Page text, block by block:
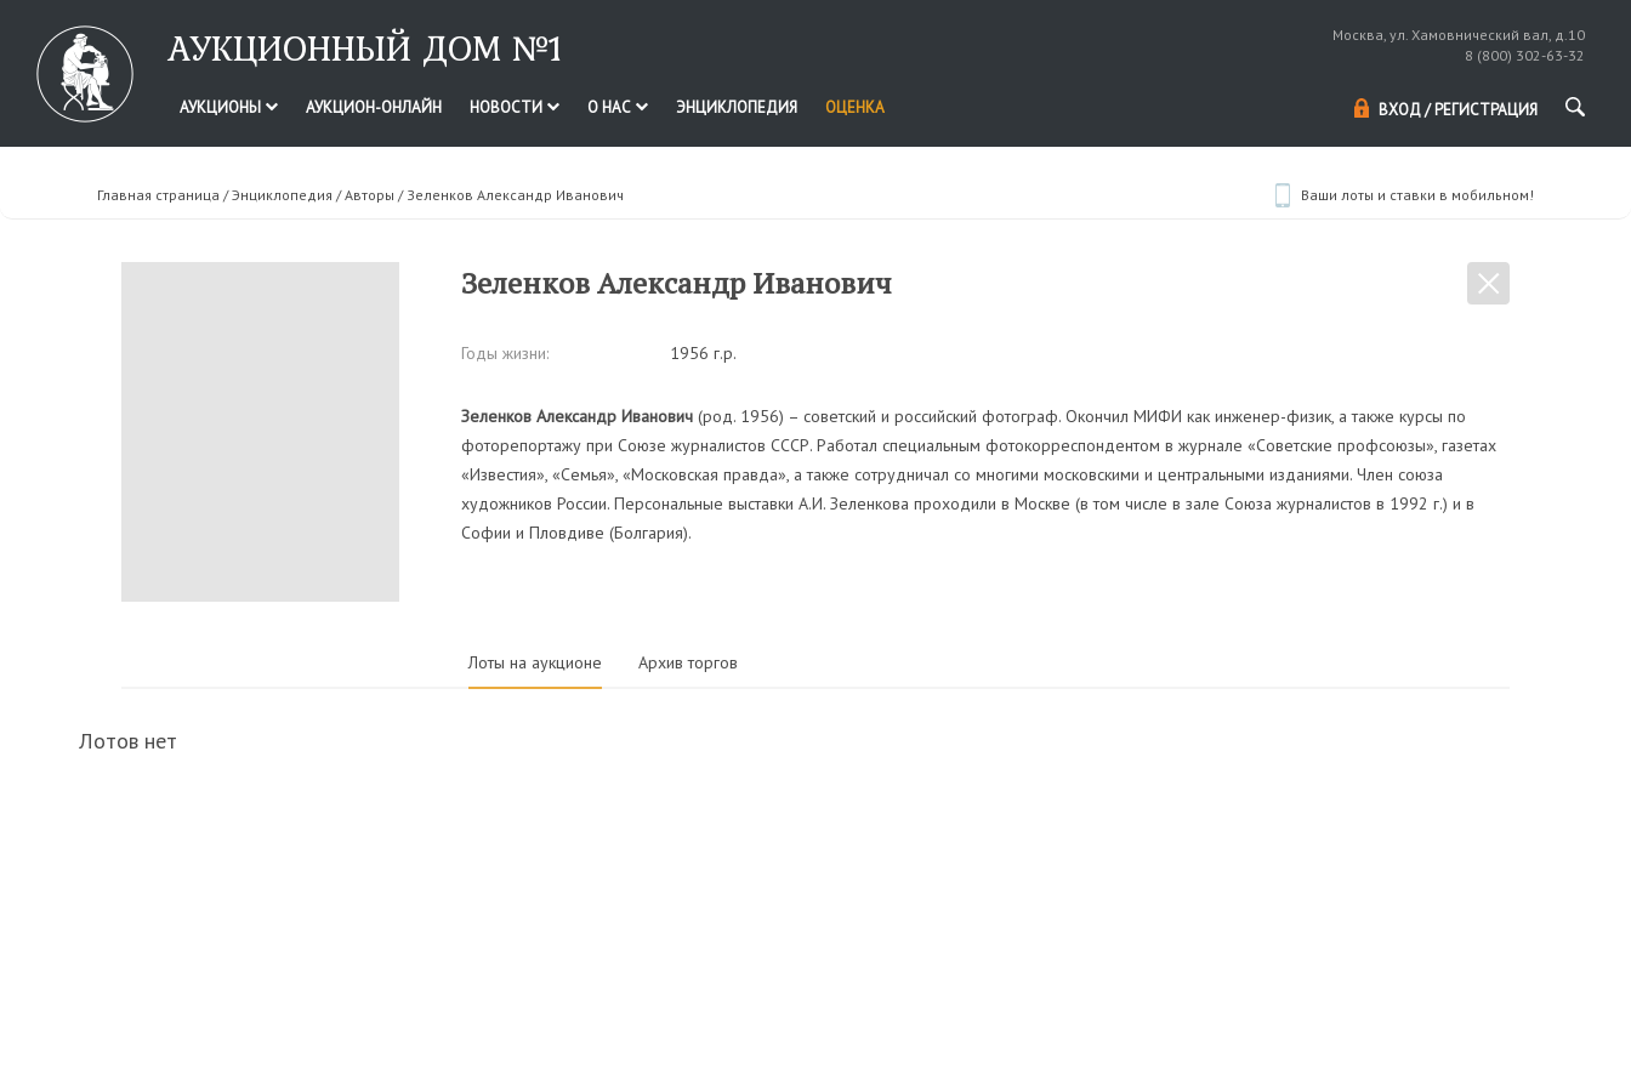
АУКЦИОННЫЙ ДОМ №1
Москва, ул. Хамовнический вал, д.10
8 (800) 302-63-32
АУКЦИОНЫ АУКЦИОН-ОНЛАЙН НОВОСТИ О НАС ЭНЦИКЛОПЕДИЯ ОЦЕНКА ВХОД / РЕГИСТРАЦИЯ
Главная страница /Энциклопедия /Авторы / Зеленков Александр Иванович Ваши лоты и ставки в мобильном!
Зеленков Александр Иванович
Годы жизни: 1956 г.р.
Зеленков Александр Иванович(род. 1956) – советский и российский фотограф. Окончил МИФИ как инженер-физик, а также курсы по
фоторепортажу при Союзе журналистов СССР. Работал специальным фотокорреспондентом в журнале «Советские профсоюзы», газетах
«Известия», «Семья», «Московская правда», а также сотрудничал со многими московскими и центральными изданиями. Член союза
художников России. Персональные выставки А.И. Зеленкова проходили в Москве (в том числе в зале Союза журналистов в 1992 г.) и в
Софии и Пловдиве (Болгария).
Лоты на аукционе Архив торгов
Лотов нет